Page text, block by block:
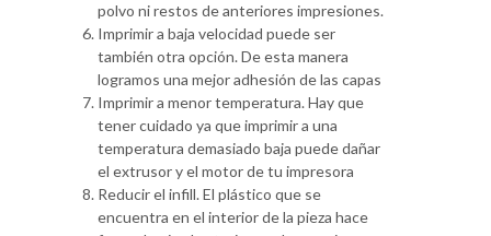
polvo ni restos de anteriores impresiones.
Imprimir a baja velocidad puede ser
también otra opción. De esta manera
logramos una mejor adhesión de las capas
Imprimir a menor temperatura. Hay que
tener cuidado ya que imprimir a una
temperatura demasiado baja puede dañar
el extrusor y el motor de tu impresora
Reducir el infill. El plástico que se
encuentra en el interior de la pieza hace